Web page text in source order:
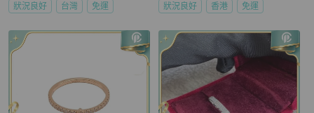
狀況良好 台灣 免運 狀況良好 香港 免運